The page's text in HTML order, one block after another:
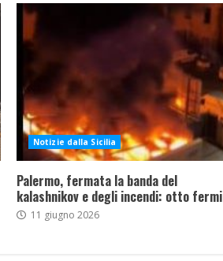
Notizie dalla Sicilia
Palermo, fermata la banda del
kalashnikov e degli incendi: otto fermi
11 giugno 2026